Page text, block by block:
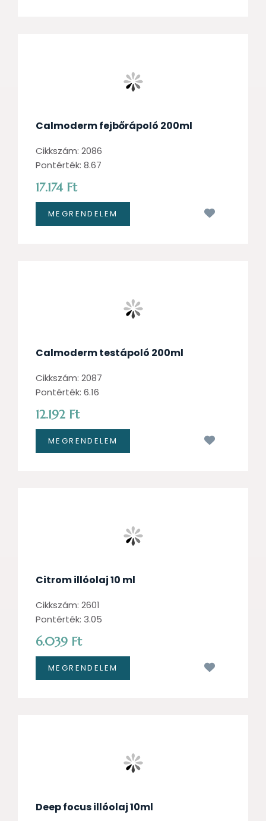
Calmoderm fejbőrápoló 200ml
Cikkszám: 2086
Pontérték: 8.67
17.174 Ft
Calmoderm testápoló 200ml
Cikkszám: 2087
Pontérték: 6.16
12.192 Ft
Citrom illóolaj 10 ml
Cikkszám: 2601
Pontérték: 3.05
6.039 Ft
Deep focus illóolaj 10ml